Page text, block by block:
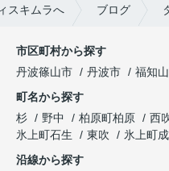
スキムラへ ブログ
市区町村から探す
丹波篠山市
丹波市 福知
町名から探す
杉
野中 柏原町柏原 西
氷上町石生
東吹
氷上町
沿線から探す